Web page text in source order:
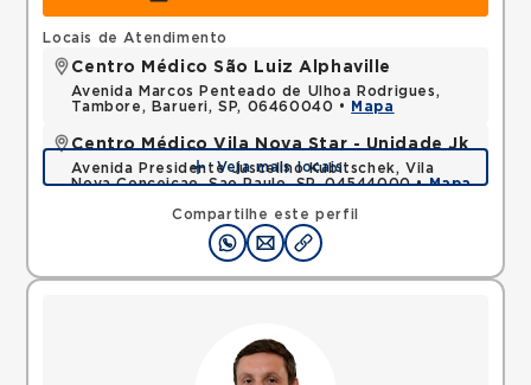
Compartilhe este perfil
Locais de Atendimento
Centro Médico São Luiz Alphaville
Avenida Marcos Penteado de Ulhoa Rodrigues,
Tambore, Barueri, SP, 06460040 •
Mapa
Centro Médico Vila Nova Star - Unidade Jk
Avenida Presidente Juscelino Kubitschek, Vila
Nova Conceicao, Sao Paulo, SP, 04544000 •Mapa
Veja mais locais